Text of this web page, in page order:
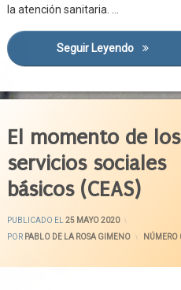
Del Sector Agrario
la atención sanitaria. …
Seguir Leyendo El
Enfermedad
Europa
Fondo De Solidaridad
Fondos Europeos
Fronteras
Libertad De Circulación
Libertad De Desplazamiento
Mecanismo De Protección Civil De La
El momento de los
servicios sociales
básicos (CEAS)
PUBLICADO EL 25 MAYO 2020
POR PABLO DE LA ROSA GIMENO NÚMERO
Aislamiento
Atención Domiciliaria
Atención Personal
Atención Profesional
De Vida